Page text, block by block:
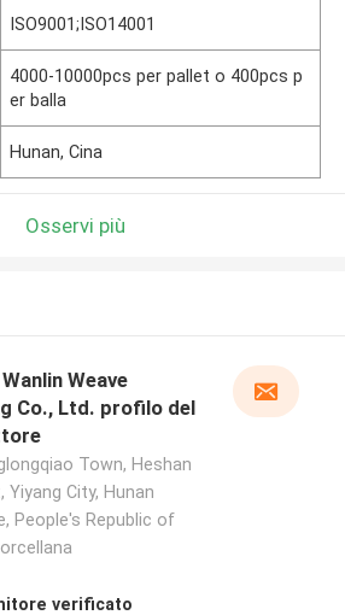
ISO9001;ISO14001
4000-10000pcs per pallet o 400pcs p
er balla
Hunan, Cina
Osservi più
Weave
Co., Ltd. profilo del
Town, Heshan
Yiyang City, Hunan
People's Republic of
verificato